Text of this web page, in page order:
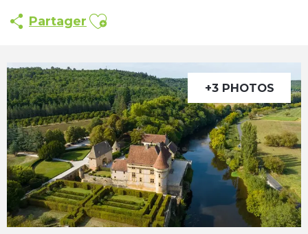
Partager Ajouter aux favoris
+3 PHOTOS